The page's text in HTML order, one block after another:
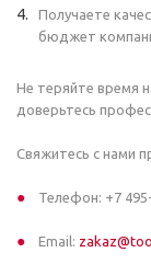
Получаете
бюджет
Не теряйте время
доверьтесь
Свяжитесь с нами
Телефон: +7
Email: